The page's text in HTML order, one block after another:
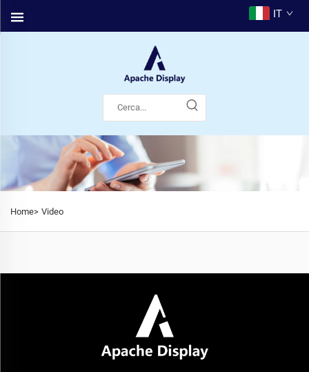
IT
Home> Video